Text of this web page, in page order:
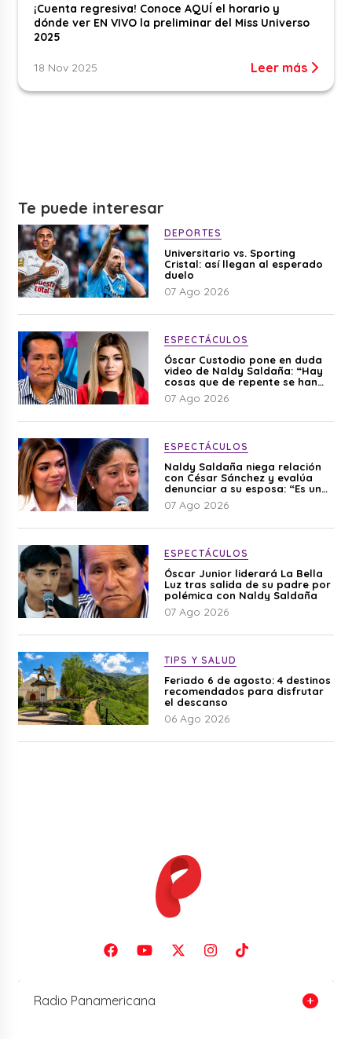
¡Cuenta regresiva! Conoce AQUÍ el horario y
dónde ver EN VIVO la preliminar del Miss Universo
2025
18 Nov 2025 Leer más
Te puede interesar
DEPORTES
Universitario vs. Sporting
Cristal: así llegan al esperado
duelo
07 Ago 2026
ESPECTÁCULOS
Óscar Custodio pone en duda
video de Naldy Saldaña: “Hay
cosas que de repente se han
editado”
07 Ago 2026
ESPECTÁCULOS
Naldy Saldaña niega relación
con César Sánchez y evalúa
denunciar a su esposa: “Es una
difamación”
07 Ago 2026
ESPECTÁCULOS
Óscar Junior liderará La Bella
Luz tras salida de su padre por
polémica con Naldy Saldaña
07 Ago 2026
TIPS Y SALUD
Feriado 6 de agosto: 4 destinos
recomendados para disfrutar
el descanso
06 Ago 2026
Radio Panamericana